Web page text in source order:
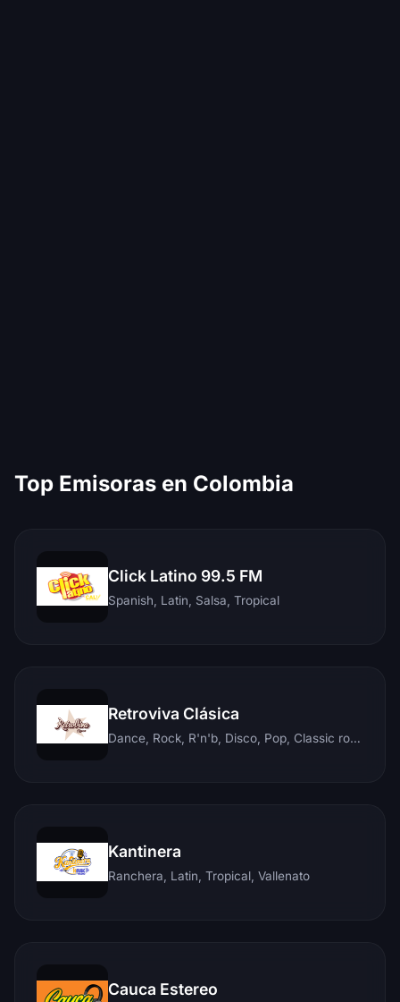
Top Emisoras en Colombia
Click Latino 99.5 FM
Spanish, Latin, Salsa, Tropical
Retroviva Clásica
Dance, Rock, R'n'b, Disco, Pop, Classic rock, Techno, Reggae
Kantinera
Ranchera, Latin, Tropical, Vallenato
Cauca Estereo